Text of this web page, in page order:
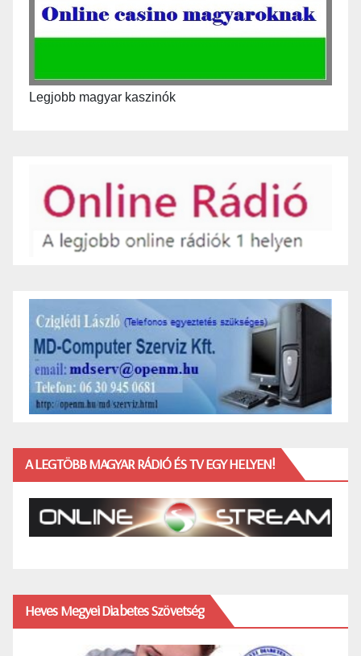
Legjobb magyar kaszinók
A LEGTÖBB MAGYAR RÁDIÓ ÉS TV EGY HELYEN!
Heves Megyei Diabetes Szövetség